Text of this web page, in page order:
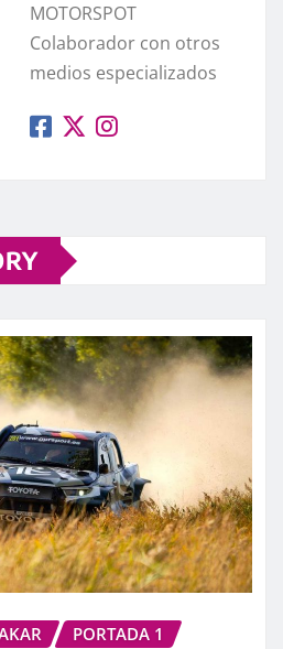
MOTORSPOT
Colaborador con otros
medios especializados
PORTADA 1